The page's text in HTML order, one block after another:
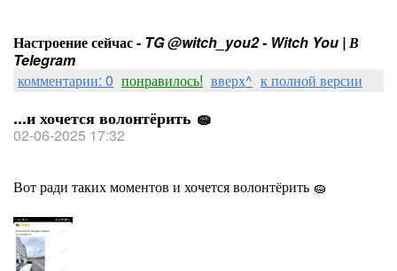
Настроение сейчас - TG @witch_you2 - Witch You | В
Telegram
комментарии: 0 понравилось! вверх^ к полной версии
...и хочется волонтёрить 🧽
02-06-2025 17:32
Вот ради таких моментов и хочется волонтёрить 🧽